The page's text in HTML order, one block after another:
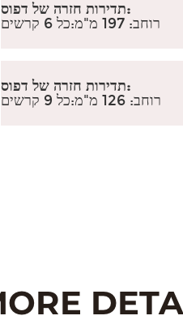
תדירות חזרה של דפוס:
רוחב: 197 מ"מ
:כל 6 קרשים
תדירות חזרה של דפוס:
רוחב: 126 מ"מ
:כל 9 קרשים